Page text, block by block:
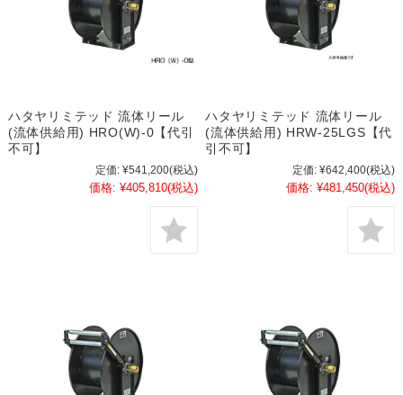
ハタヤリミテッド 流体リール
(流体供給用) HRO(W)-0【代引
不可】
定価: ¥541,200(税込)
価格: ¥405,810(税込)
ハタヤリミテッド 流体リール
(流体供給用) HRW-25LGS【代
引不可】
定価: ¥642,400(税込)
価格: ¥481,450(税込)